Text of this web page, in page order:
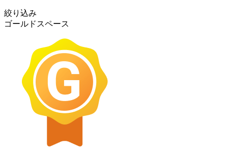
絞り込み
ゴールドスペース